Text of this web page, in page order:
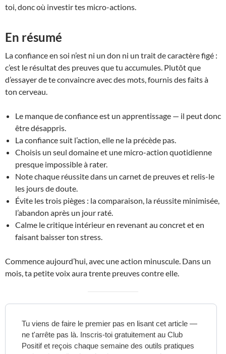
toi, donc où investir tes micro-actions.
En résumé
La confiance en soi n’est ni un don ni un trait de caractère figé :
c’est le résultat des preuves que tu accumules. Plutôt que
d’essayer de te convaincre avec des mots, fournis des faits à
ton cerveau.
Le manque de confiance est un apprentissage — il peut donc
être désappris.
La confiance suit l’action, elle ne la précède pas.
Choisis un seul domaine et une micro-action quotidienne
presque impossible à rater.
Note chaque réussite dans un carnet de preuves et relis-le
les jours de doute.
Évite les trois pièges : la comparaison, la réussite minimisée,
l’abandon après un jour raté.
Calme le critique intérieur en revenant au concret et en
faisant baisser ton stress.
Commence aujourd’hui, avec une action minuscule. Dans un
mois, ta petite voix aura trente preuves contre elle.
Tu viens de faire le premier pas en lisant cet article —
ne t'arrête pas là. Inscris-toi gratuitement au Club
Positif et reçois chaque semaine des outils pratiques